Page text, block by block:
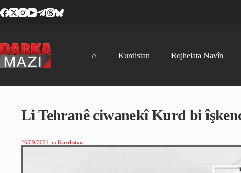
to
⌂ Kurdistan Rojhelata Navîn
Li Tehranê ciwanekî Kurd bi
26/09/2021 in Kurdistan